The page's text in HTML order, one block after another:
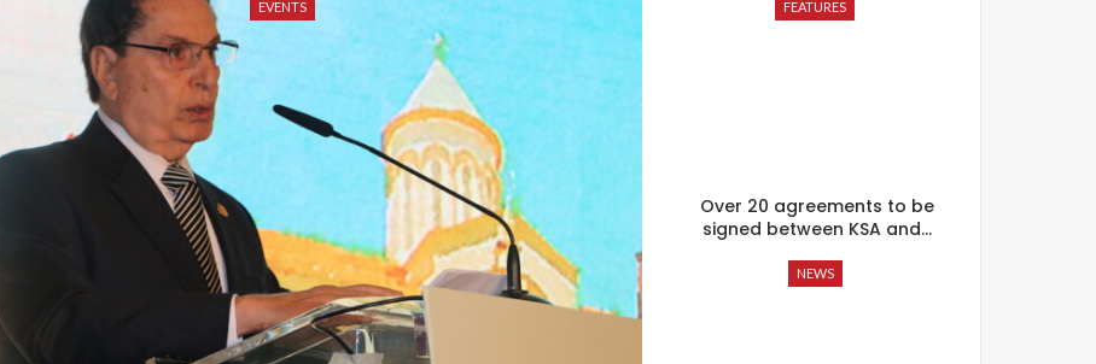
EVENTS FEATURES
Over 20 agreements to be
signed between KSA and…
NEWS